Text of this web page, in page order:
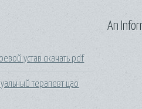
устав скачать pdf
терапевт цао
An